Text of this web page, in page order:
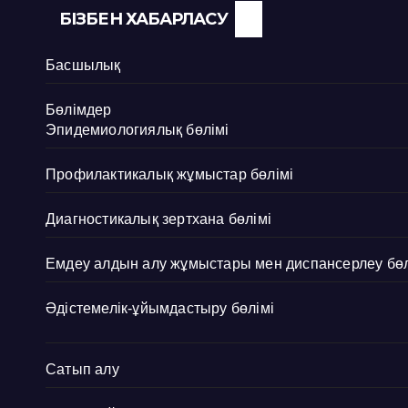
БІЗБЕН ХАБАРЛАСУ
Басшылық
Бөлімдер
Эпидемиологиялық бөлімі
Профилактикалық жұмыстар бөлімі
Диагностикалық зертхана бөлімі
Емдеу алдын алу жұмыстары мен диспансерлеу
Әдістемелік-ұйымдастыру бөлімі
Сатып алу